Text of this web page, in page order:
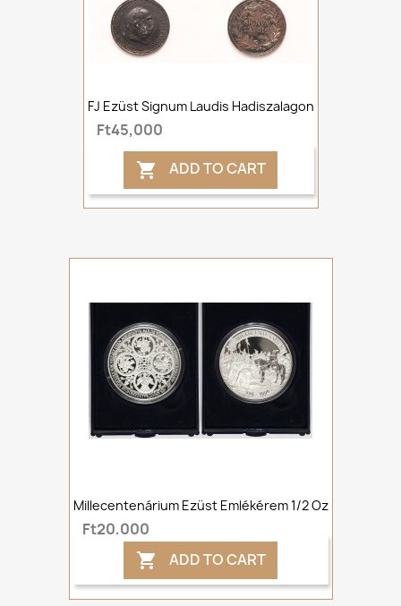
FJ Ezüst Signum Laudis Hadiszalagon
Ft45,000
 ADD TO CART
Millecentenárium Ezüst Emlékérem 1/2 Oz
Ft20,000
 ADD TO CART